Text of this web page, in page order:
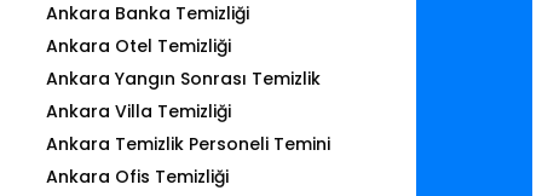
Ankara Banka Temizliği
Ankara Otel Temizliği
Ankara Yangın Sonrası Temizlik
Ankara Villa Temizliği
Ankara Temizlik Personeli Temini
Ankara Ofis Temizliği